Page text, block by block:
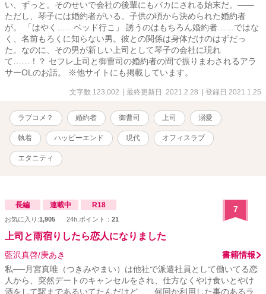
い、ずっと。そのせいで会社の後輩にもバカにされる始末だ。――
ただし、琴子には婚約者がいる。子供の頃から決められた婚約者
が。 「はやく……ベッド行こ」 誘うのはもちろん婚約者……ではな
く、名前もろくに知らない男。彼との関係は身体だけのはずだっ
た。なのに、その男が新しい上司として琴子の会社に現れ
て……！？ セフレ上司と御曹司の婚約者の間で振りまわされるアラ
サーOLのお話。 ※他サイトにも掲載しています。
文字数 123,002 | 最終更新日 2021.2.28 | 登録日 2021.1.25
ラブコメ？ 婚約者 御曹司 上司 溺愛
執着 ハッピーエンド 現代 オフィスラブ
エタニティ
長編 連載中 R18
お気に入り:1,905 24h.ポイント： 21
7
上司と雨宿りしたら恋人になりました
藍沢真啓/庚あき
書籍情報
私──月宮真唯（つきみやまい）は他社で派遣社員として働いてる恋
人から、突然デートのキャンセルをされ、仕方なくやけ食いとやけ
酒をして駅まであるいてたんだけど……何回か利用した事のあるラ